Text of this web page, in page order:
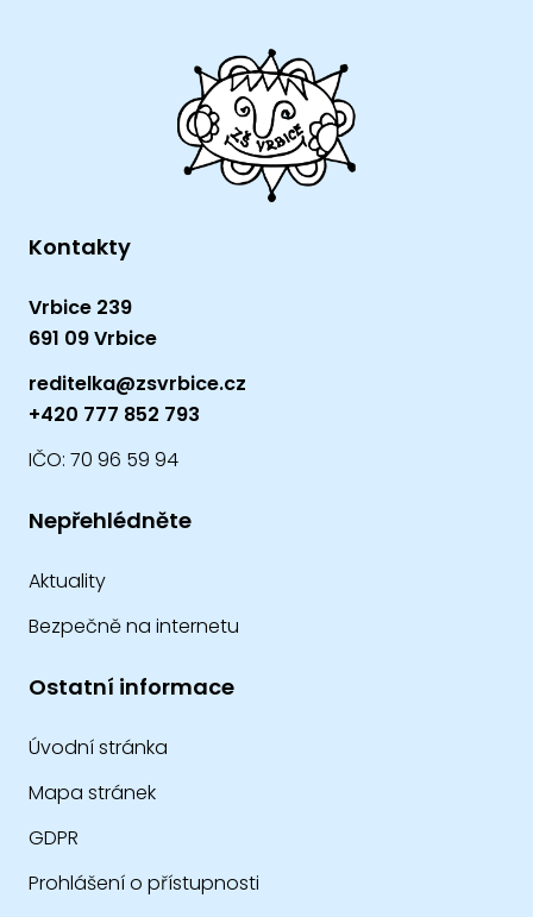
Kontakty
Vrbice 239
691 09 Vrbice
reditelka@zsvrbice.cz
+420 777 852 793
IČO: 70 96 59 94
Nepřehlédněte
Aktuality
Bezpečně na internetu
Ostatní informace
Úvodní stránka
Mapa stránek
GDPR
Prohlášení o přístupnosti